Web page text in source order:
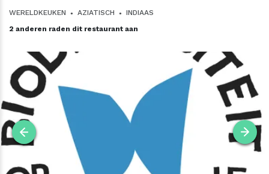
WERELDKEUKEN ● AZIATISCH ●
INDIAAS
2 anderen raden dit restaurant aan